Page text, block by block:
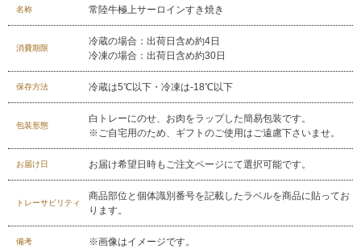
名称 常陸牛極上サーロインすき焼き
消費期限
冷蔵の場合：出荷日含め約4日
冷凍の場合：出荷日含め約30日
保存方法 冷蔵は5℃以下・冷凍は-18℃以下
包装形態
白トレーにのせ、お肉をラップした簡易包装です。
※ご自宅用のため、ギフトのご使用はご遠慮下さいませ。
お届け日 お届け希望日時もご注文ページにて選択可能です。
トレーサビリティ
商品部位と個体識別番号を記載したラベルを商品に貼ってお
ります。
備考 ※画像はイメージです。